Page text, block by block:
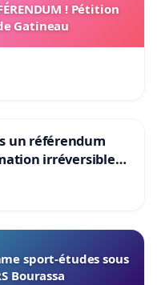
! Pétition
Gatineau
un référendum
irréversible
sport-études sous
Bourassa